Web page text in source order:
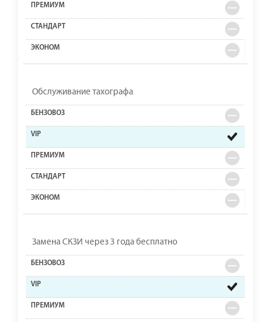
Обслуживание тахографа
Замена СКЗИ через 3 года бесплатно